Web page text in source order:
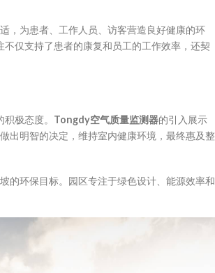
，为患者、工作人员、访客营造良好健康的环
仅支持了患者的康复和员工的工作效率，还契
极态度。 Tongdy空气质量监测器的引入展示
出明智的决定，维持室内健康环境，最终惠及整
的环保目标。园区专注于绿色设计、能源效率和